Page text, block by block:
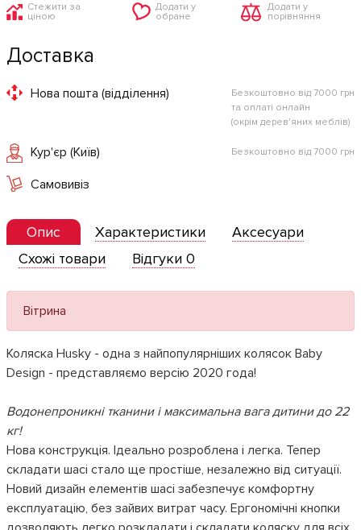
Стежити за
ціною
Додати у
обране
Додати у
порівняння
Доставка
Нова пошта (відділення)
Безкоштовно від 7000 грн
та оплаті онлайн
(окрім дерев'яних меблів)
Кур'єр (Київ) Безкоштовно від 7000 грн
Самовивіз
Опис Характеристики
Аксесуари
Схожі товари
Відгуки 0
Вітрина
Коляска Husky - одна з найпопулярніших колясок Baby
Design - представляємо версію 2020 года!
Водонепроникні тканини і максимальна вага дитини до 22
кг!
Нова конструкція. Ідеально розроблена і легка. Тепер
складати шасі стало ще простіше, незалежно від ситуації.
Новий дизайн елементів шасі забезпечує комфортну
експлуатацію, без зайвих витрат часу. Ергономічні кнопки